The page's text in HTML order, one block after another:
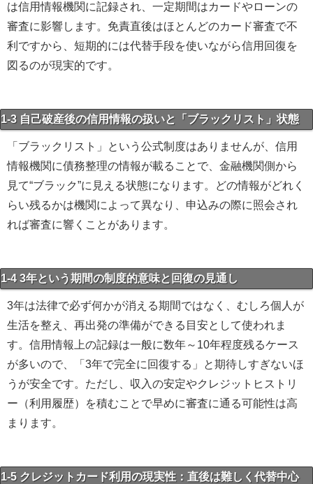
は信用情報機関に記録され、一定期間はカードやローンの
審査に影響します。免責直後はほとんどのカード審査で不
利ですから、短期的には代替手段を使いながら信用回復を
図るのが現実的です。
1-3 自己破産後の信用情報の扱いと「ブラックリスト」状態
「ブラックリスト」という公式制度はありませんが、信用
情報機関に債務整理の情報が載ることで、金融機関側から
見て“ブラック”に見える状態になります。どの情報がどれく
らい残るかは機関によって異なり、申込みの際に照会され
れば審査に響くことがあります。
1-4 3年という期間の制度的意味と回復の見通し
3年は法律で必ず何かが消える期間ではなく、むしろ個人が
生活を整え、再出発の準備ができる目安として使われま
す。信用情報上の記録は一般に数年～10年程度残るケース
が多いので、「3年で完全に回復する」と期待しすぎないほ
うが安全です。ただし、収入の安定やクレジットヒストリ
ー（利用履歴）を積むことで早めに審査に通る可能性は高
まります。
1-5 クレジットカード利用の現実性：直後は難しく代替中心